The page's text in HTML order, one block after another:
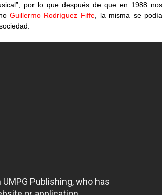
por lo que después de que en 1988 nos
Guillermo Rodríguez Fiffe, la misma se podía